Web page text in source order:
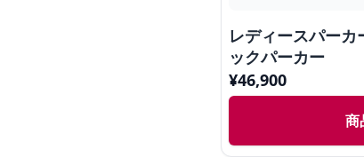
レディースパー
ックパーカー
¥46,900
商